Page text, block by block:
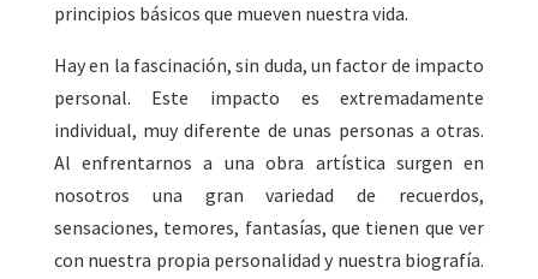
principios básicos que mueven nuestra vida.
Hay en la fascinación, sin duda, un factor de impacto
personal. Este impacto es extremadamente
individual, muy diferente de unas personas a otras.
Al enfrentarnos a una obra artística surgen en
nosotros una gran variedad de recuerdos,
sensaciones, temores, fantasías, que tienen que ver
con nuestra propia personalidad y nuestra biografía.